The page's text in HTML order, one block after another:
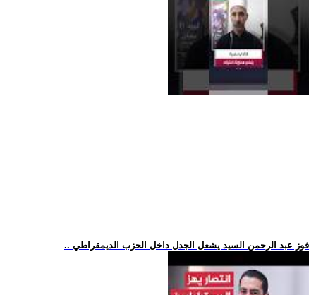
.. فوز عبد الرحمن السيد يشعل الجدل داخل الحزب الديمقراطي